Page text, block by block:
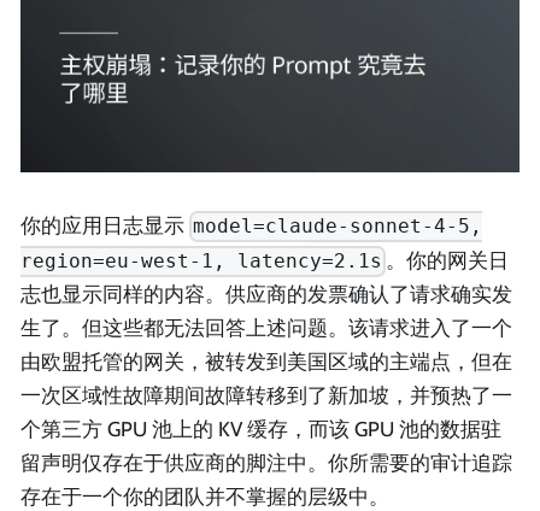
你的应用日志显示 model=claude-sonnet-4-5,
region=eu-west-1, latency=2.1s 。你的网关日
志也显示同样的内容。供应商的发票确认了请求确实发
生了。但这些都无法回答上述问题。该请求进入了一个
由欧盟托管的网关，被转发到美国区域的主端点，但在
一次区域性故障期间故障转移到了新加坡，并预热了一
个第三方 GPU 池上的 KV 缓存，而该 GPU 池的数据驻
留声明仅存在于供应商的脚注中。你所需要的审计追踪
存在于一个你的团队并不掌握的层级中。